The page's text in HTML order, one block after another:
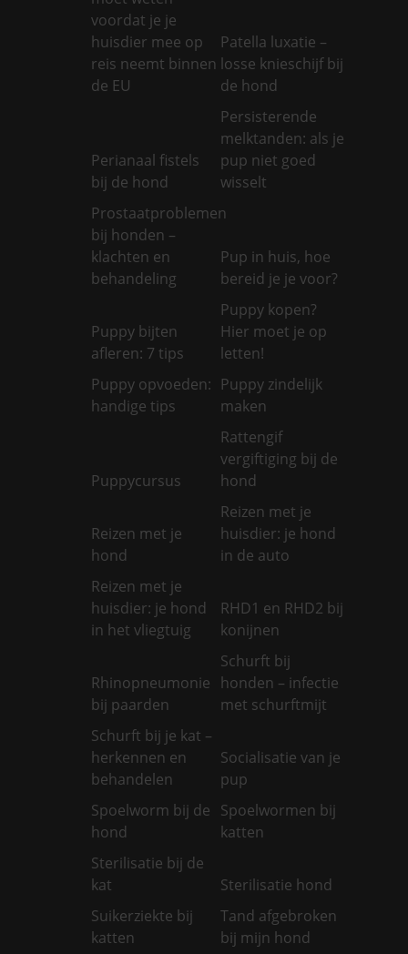
voordat je je
huisdier mee op
reis neemt binnen
de EU
Patella luxatie –
losse knieschijf bij
de hond
Perianaal fistels
bij de hond
Persisterende
melktanden: als je
pup niet goed
wisselt
Prostaatproblemen
bij honden –
klachten en
behandeling
Pup in huis, hoe
bereid je je voor?
Puppy bijten
afleren: 7 tips
Puppy kopen?
Hier moet je op
letten!
Puppy opvoeden:
handige tips
Puppy zindelijk
maken
Puppycursus
Rattengif
vergiftiging bij de
hond
Reizen met je
hond
Reizen met je
huisdier: je hond
in de auto
Reizen met je
huisdier: je hond
in het vliegtuig
RHD1 en RHD2 bij
konijnen
Rhinopneumonie
bij paarden
Schurft bij
honden – infectie
met schurftmijt
Schurft bij je kat –
herkennen en
behandelen
Socialisatie van je
pup
Spoelworm bij de
hond
Spoelwormen bij
katten
Sterilisatie bij de
kat
Sterilisatie hond
Suikerziekte bij
katten
Tand afgebroken
bij mijn hond